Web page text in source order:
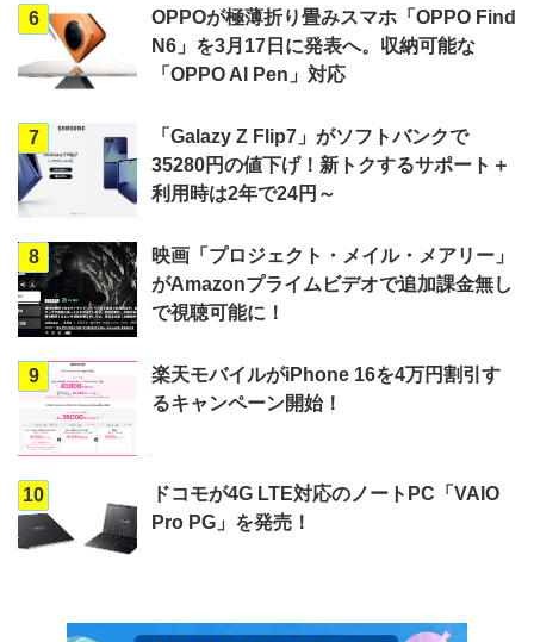
6
OPPOが極薄折り畳みスマホ「OPPO Find
N6」を3月17日に発表へ。収納可能な
「OPPO AI Pen」対応
7
「Galazy Z Flip7」がソフトバンクで
35280円の値下げ！新トクするサポート＋
利用時は2年で24円～
8
映画「プロジェクト・メイル・メアリー」
がAmazonプライムビデオで追加課金無し
で視聴可能に！
9
楽天モバイルがiPhone 16を4万円割引す
るキャンペーン開始！
10
ドコモが4G LTE対応のノートPC「VAIO
Pro PG」を発売！